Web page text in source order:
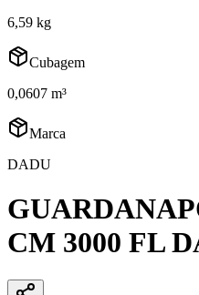
6,59 kg
Cubagem
0,0607 m³
Marca
DADU
CM 3000 FL